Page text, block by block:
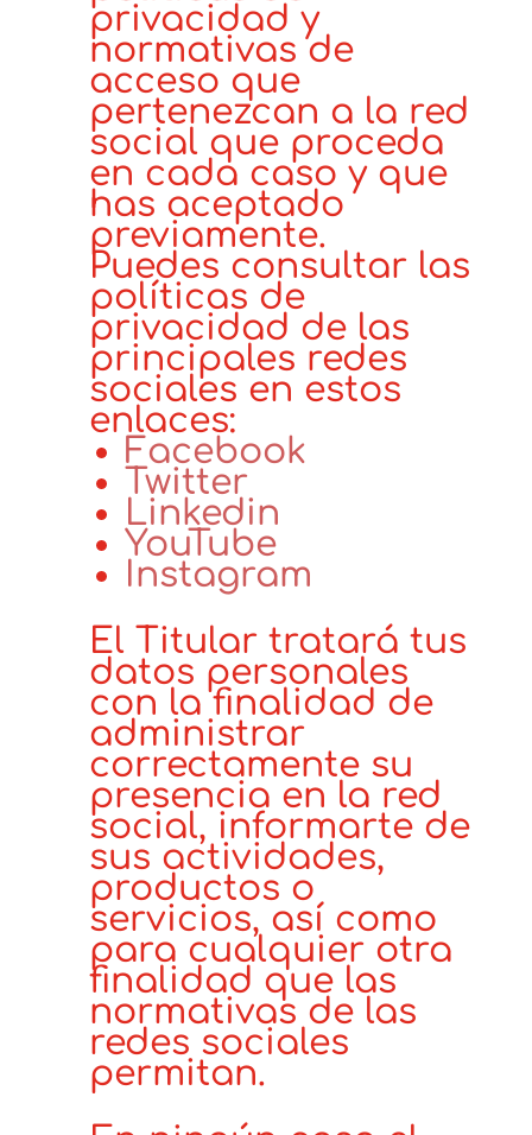
privacidad y
normativas de
acceso que
pertenezcan a la red
social que proceda
en cada caso y que
has aceptado
previamente.
Puedes consultar las
políticas de
privacidad de las
principales redes
sociales en estos
enlaces:
Facebook
Twitter
Linkedin
YouTube
Instagram
El Titular tratará tus
datos personales
con la finalidad de
administrar
correctamente su
presencia en la red
social, informarte de
sus actividades,
productos o
servicios, así como
para cualquier otra
finalidad que las
normativas de las
redes sociales
permitan.